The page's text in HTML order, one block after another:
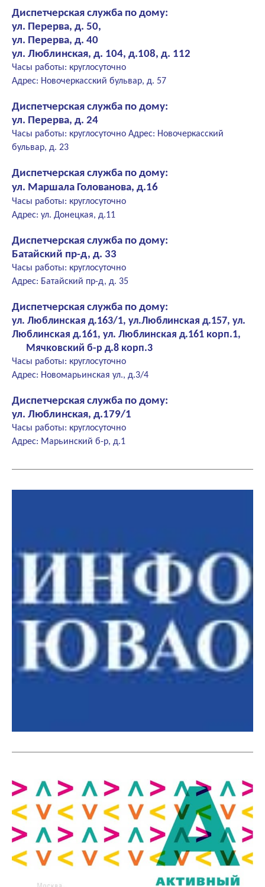
Диспетчерская служба по дому:
ул. Перерва, д. 50,
ул. Перерва, д. 40
ул. Люблинская, д. 104, д.108, д. 112
Часы работы: круглосуточно
Адрес: Новочеркасский бульвар, д. 57
Диспетчерская служба по дому:
ул. Перерва, д. 24
Часы работы: круглосуточно Адрес: Новочеркасский
бульвар, д. 23
Диспетчерская служба по дому:
ул. Маршала Голованова, д.16
Часы работы: круглосуточно
Адрес: ул. Донецкая, д.11
Диспетчерская служба по дому:
Батайский пр-д, д. 33
Часы работы: круглосуточно
Адрес: Батайский пр-д, д. 35
Диспетчерская служба по дому:
ул. Люблинская д.163/1, ул.Люблинская д.157, ул.
Люблинская д.161, ул. Люблинская д.161 корп.1,
Мячковский б-р д.8 корп.3
Часы работы: круглосуточно
Адрес: Новомарьинская ул., д.3/4
Диспетчерская служба по дому:
ул. Люблинская, д.179/1
Часы работы: круглосуточно
Адрес: Марьинский б-р, д.1